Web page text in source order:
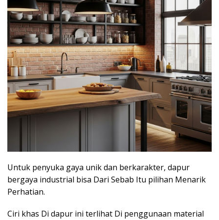
Untuk penyuka gaya unik dan berkarakter, dapur
bergaya industrial bisa Dari Sebab Itu pilihan Menarik
Perhatian.
Ciri khas Di dapur ini terlihat Di penggunaan material